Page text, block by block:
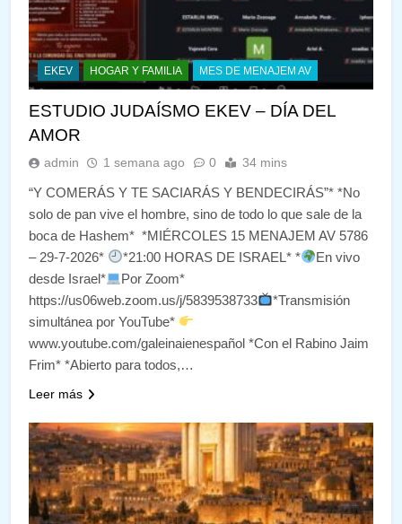
EKEV HOGAR Y FAMILIA MES DE MENAJEM AV
ESTUDIO JUDAÍSMO EKEV – DÍA DEL
AMOR
admin 1 semana ago 0 34 mins
“Y COMERÁS Y TE SACIARÁS Y BENDECIRÁS”* *No
solo de pan vive el hombre, sino de todo lo que sale de la
boca de Hashem* *MIÉRCOLES 15 MENAJEM AV 5786
– 29-7-2026*
*21:00 HORAS DE ISRAEL* *
En vivo
desde Israel*
Por Zoom*
https://us06web.zoom.us/j/5839538733
*Transmisión
simultánea por YouTube*
www.youtube.com/galeinaienespañol *Con el Rabino Jaim
Frim* *Abierto para todos,…
Leer más